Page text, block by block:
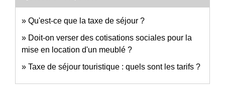
Qu'est-ce que la taxe de séjour ?
Doit-on verser des cotisations sociales pour la
mise en location d'un meublé ?
Taxe de séjour touristique : quels sont les tarifs ?